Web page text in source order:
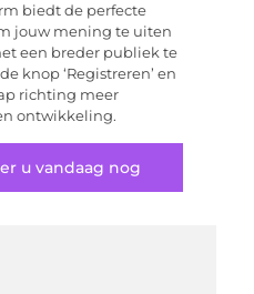
biedt de perfecte
jouw mening te uiten
een breder publiek te
knop ‘Registreren’ en
richting meer
ontwikkeling.
u vandaag nog